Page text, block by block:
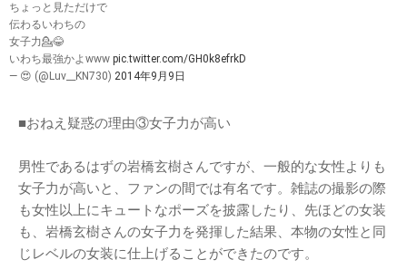
ちょっと見ただけで
伝わるいわちの
女子力💁😂
いわち最強かよwww pic.twitter.com/GH0k8efrkD
— 😍 (@Luv__KN730) 2014年9月9日
■おねえ疑惑の理由③女子力が高い
男性であるはずの岩橋玄樹さんですが、一般的な女性よりも
女子力が高いと、ファンの間では有名です。雑誌の撮影の際
も女性以上にキュートなポーズを披露したり、先ほどの女装
も、岩橋玄樹さんの女子力を発揮した結果、本物の女性と同
じレベルの女装に仕上げることができたのです。